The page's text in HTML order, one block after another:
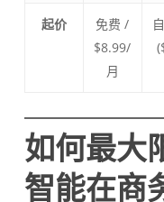
起价
免费 /
$8.99/
月
如何最大
智能在商